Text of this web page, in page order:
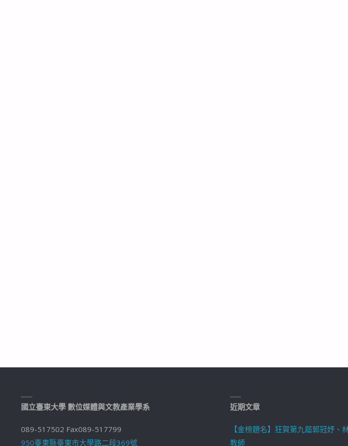
國立臺東大學 數位媒體與文教產業學系
089-517502 Fax089-517799
950臺東縣臺東市大學路二段369號
近期文章
【金榜題名】狂賀第九屆郭冠妤、
教師